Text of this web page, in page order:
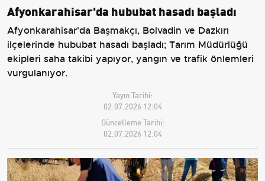
Afyonkarahisar'da hububat hasadı başladı
Afyonkarahisar'da Başmakçı, Bolvadin ve Dazkırı
ilçelerinde hububat hasadı başladı; Tarım Müdürlüğü
ekipleri saha takibi yapıyor, yangın ve trafik önlemleri
vurgulanıyor.
Yayın Tarihi:
02.07.2026 12:04
Güncelleme Tarihi:
02.07.2026 12:04